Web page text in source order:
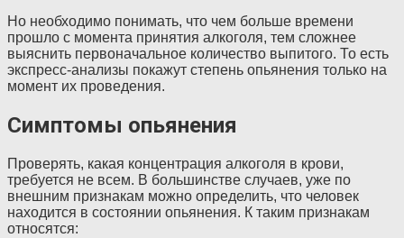
Но необходимо понимать, что чем больше времени
прошло с момента принятия алкоголя, тем сложнее
выяснить первоначальное количество выпитого. То есть
экспресс-анализы покажут степень опьянения только на
момент их проведения.
Симптомы опьянения
Проверять, какая концентрация алкоголя в крови,
требуется не всем. В большинстве случаев, уже по
внешним признакам можно определить, что человек
находится в состоянии опьянения. К таким признакам
относятся: